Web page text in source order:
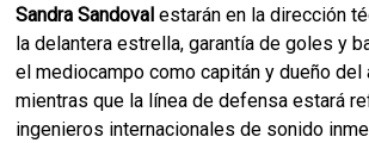
Sandra Sandoval estarán en la dirección
la delantera estrella, garantía de goles y
el mediocampo como capitán y dueño del
mientras que la línea de defensa estará
ingenieros internacionales de sonido